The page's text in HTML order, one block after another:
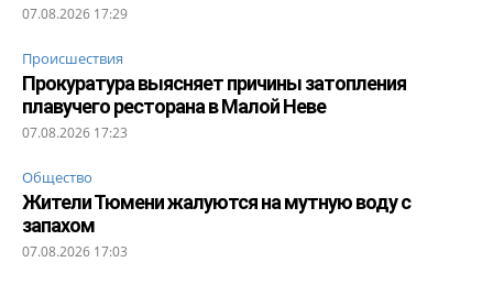
07.08.2026 17:29
Происшествия
Прокуратура выясняет причины затопления
плавучего ресторана в Малой Неве
07.08.2026 17:23
Общество
Жители Тюмени жалуются на мутную воду с
запахом
07.08.2026 17:03